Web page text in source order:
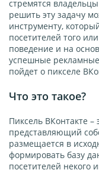
стремятся
решить эту задачу
инструменту,
посетителей того
поведение и на
успешные
пойдет о пикселе
Что это такое?
Пиксель ВКонтакте –
представляющий
размещается в
формировать базу
посетителей некого